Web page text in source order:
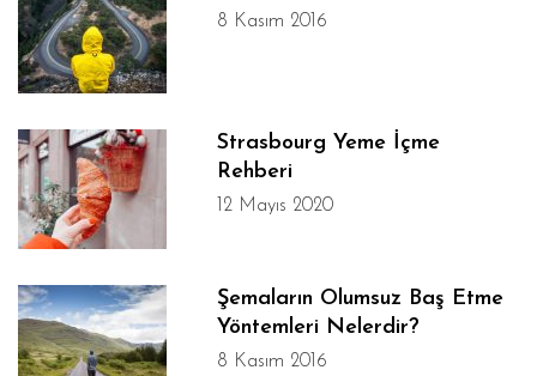
8 Kasım 2016
Strasbourg Yeme İçme
Rehberi
12 Mayıs 2020
Şemaların Olumsuz Baş Etme
Yöntemleri Nelerdir?
8 Kasım 2016